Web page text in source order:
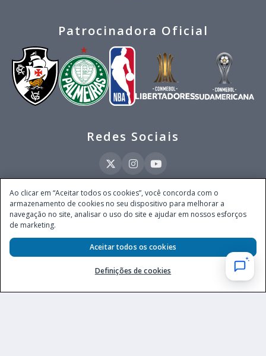
Patrocinadora Oficial
Redes Sociais
Este site é operado pela Ventmear Brasil LTDA (CNPJ 52.868.380/0001-84), com
endereço na Avenida Brigadeiro Faria Lima, nº 4.055, 3º andar, Itaim Bibi, no
Município de São Paulo, Estado de São Paulo, CEP 04538-133, Brasil - empresa
autorizada a operar apostas de quota fixa em todo território nacional pela
Secretaria de Prêmios e Apostas do Ministério da Fazenda, conforme Portaria nº
247, de 07.02.2025, publicada no DOU em 11.2.2025.
Ao clicar em “Aceitar todos os cookies”, você concorda com o
armazenamento de cookies no seu dispositivo para melhorar a
navegação no site, analisar o uso do site e ajudar em nossos esforços
de marketing.
Definições de cookies
Aceitar todos os cookies